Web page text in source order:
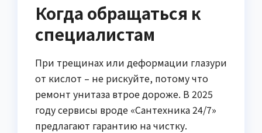
Когда обращаться к
специалистам
При трещинах или деформации глазури
от кислот – не рискуйте, потому что
ремонт унитаза втрое дороже. В 2025
году сервисы вроде «Сантехника 24/7»
предлагают гарантию на чистку.